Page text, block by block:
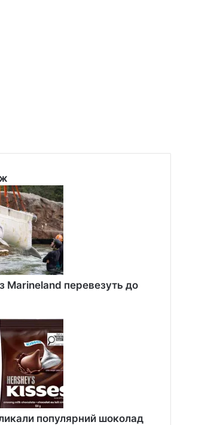
Marineland перевезуть до
популярний шоколад